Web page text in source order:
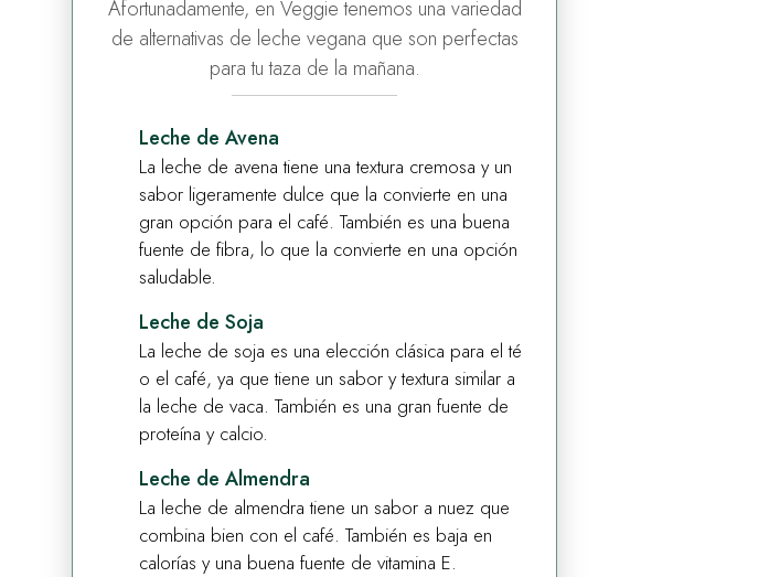
Afortunadamente, en Veggie tenemos una variedad
de alternativas de leche vegana que son perfectas
para tu taza de la mañana.
Leche de Avena
La leche de avena tiene una textura cremosa y un
sabor ligeramente dulce que la convierte en una
gran opción para el café. También es una buena
fuente de fibra, lo que la convierte en una opción
saludable.
Leche de Soja
La leche de soja es una elección clásica para el té
o el café, ya que tiene un sabor y textura similar a
la leche de vaca. También es una gran fuente de
proteína y calcio.
Leche de Almendra
La leche de almendra tiene un sabor a nuez que
combina bien con el café. También es baja en
calorías y una buena fuente de vitamina E.